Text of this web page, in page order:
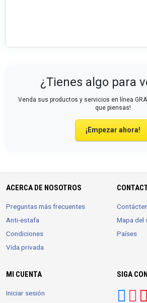
¿Tienes algo para
Venda sus productos y servicios en línea
que piensas!
¡Empezar ahora!
ACERCA DE NOSOTROS
Preguntas más frecuentes
Anti-estafa
Condiciones
Vida privada
Mapa del
Países
MI CUENTA
Iniciar sesión
SIGA